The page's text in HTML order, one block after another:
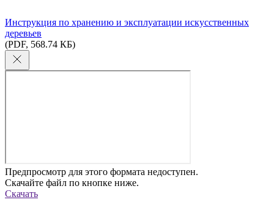
Инструкция по хранению и эксплуатации искусственных
деревьев
(PDF, 568.74 КБ)
Предпросмотр для этого формата недоступен.
Скачайте файл по кнопке ниже.
Скачать